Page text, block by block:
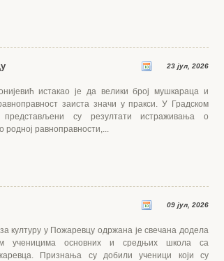
23 јул, 2026
истакао је да велики број мушкараца и
заиста значи у пракси. У Градском
су резултати истраживања о
родној равноправности,...
09 јул, 2026
културу у Пожаревцу одржана је свечана додела
ученицима основних и средњих школа са
Признања су добили ученици који су